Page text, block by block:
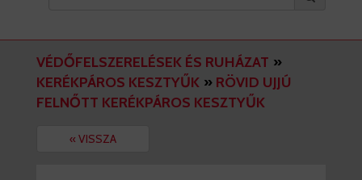
VÉDŐFELSZERELÉSEK ÉS RUHÁZAT »
KERÉKPÁROS KESZTYŰK » RÖVID UJJÚ
FELNŐTT KERÉKPÁROS KESZTYŰK
« VISSZA